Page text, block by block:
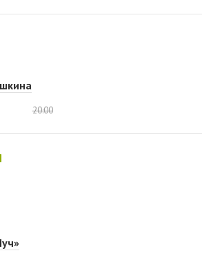
20:00